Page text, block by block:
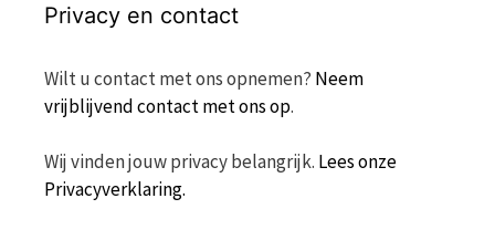
Privacy en contact
Wilt u contact met ons opnemen? Neem
vrijblijvend contact met ons op.
Wij vinden jouw privacy belangrijk. Lees onze
Privacyverklaring.